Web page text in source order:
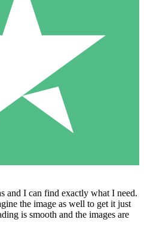
and I can find exactly what I need.
the image as well to get it just
is smooth and the images are